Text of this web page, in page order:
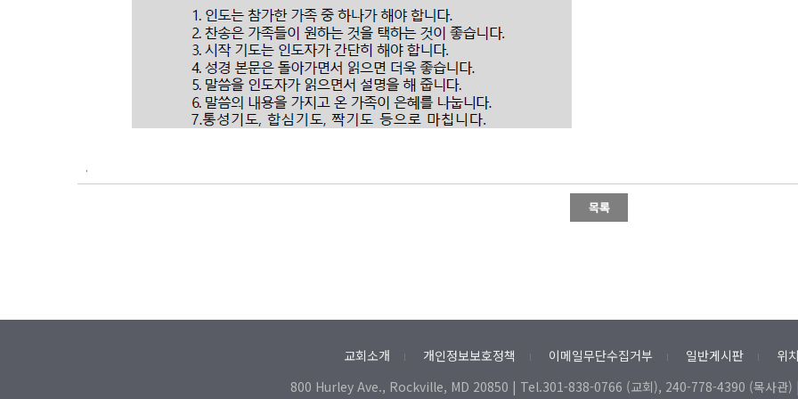
.
교회소개 l 개인정보보호정책 l 이메일무단수집거부 l 일반게시판 l
위
800 Hurley Ave., Rockville, MD 20850 | Tel.301-838-0766 (교회), 240-778-4390 (목사관)